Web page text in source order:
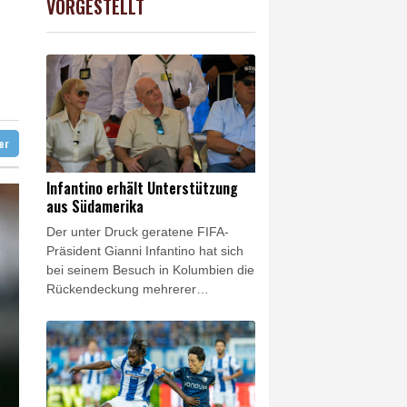
Berufung an
0.32%
VORGESTELLT
Infantino erhält Unterstützung
aus Südamerika
Der unter Druck geratene FIFA-
Präsident Gianni Infantino hat sich
bei seinem Besuch in Kolumbien die
Rückendeckung mehrerer
Verbände gesichert. Allen voran
Alejandro Dominguez, Präsident
des Kontinentalverbandes
CONMEBOL, zeigte sich nach
einem Treffen in Cali versöhnlich.